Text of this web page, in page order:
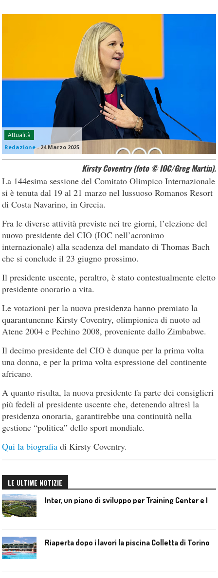
Attualità
Redazione-24 Marzo 2025
Kirsty Coventry (foto © IOC/Greg Martin).
La 144esima sessione del Comitato Olimpico Internazionale
si è tenuta dal 19 al 21 marzo nel lussuoso Romanos Resort
di Costa Navarino, in Grecia.
Fra le diverse attività previste nei tre giorni, l’elezione del
nuovo presidente del CIO (IOC nell’acronimo
internazionale) alla scadenza del mandato di Thomas Bach
che si conclude il 23 giugno prossimo.
Il presidente uscente, peraltro, è stato contestualmente eletto
presidente onorario a vita.
Le votazioni per la nuova presidenza hanno premiato la
quarantunenne Kirsty Coventry, olimpionica di nuoto ad
Atene 2004 e Pechino 2008, proveniente dallo Zimbabwe.
Il decimo presidente del CIO è dunque per la prima volta
una donna, e per la prima volta espressione del continente
africano.
A quanto risulta, la nuova presidente fa parte dei consiglieri
più fedeli al presidente uscente che, detenendo altresì la
presidenza onoraria, garantirebbe una continuità nella
gestione “politica” dello sport mondiale.
Qui la biografia di Kirsty Coventry.
LE ULTIME NOTIZIE
Riaperta dopo i lavori la piscina Colletta di Torino